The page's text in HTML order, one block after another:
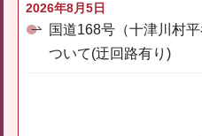
2026年8月5日
国道168号（十津川村
ついて(迂回路有り)